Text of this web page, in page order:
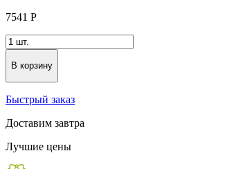
7541 Р
В корзину
Быстрый заказ
Доставим завтра
Лучшие цены